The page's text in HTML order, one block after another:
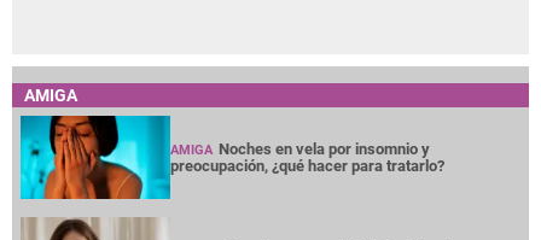
AMIGA
AMIGA Noches en vela por insomnio y
preocupación, ¿qué hacer para tratarlo?